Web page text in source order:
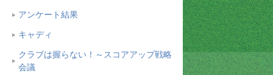
アンケート結果
キャディ
クラブは握らない！～スコアアップ戦略
会議